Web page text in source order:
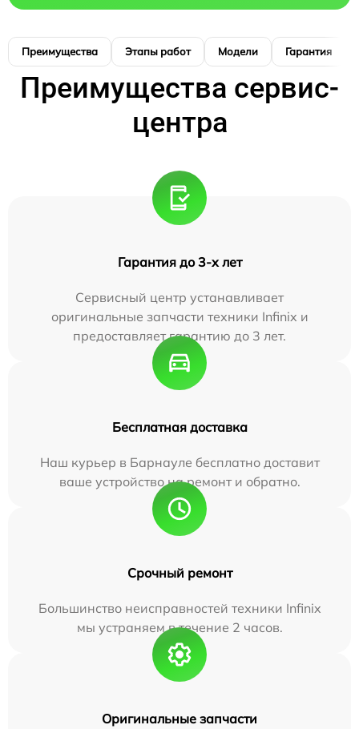
Преимущества Этапы работ Модели Гарантия
Преимущества сервис-
центра
Гарантия до 3-х лет
Сервисный центр устанавливает
оригинальные запчасти техники Infinix и
предоставляет гарантию до 3 лет.
Бесплатная доставка
Наш курьер в Барнауле бесплатно доставит
ваше устройство на ремонт и обратно.
Срочный ремонт
Большинство неисправностей техники Infinix
мы устраняем в течение 2 часов.
Оригинальные запчасти